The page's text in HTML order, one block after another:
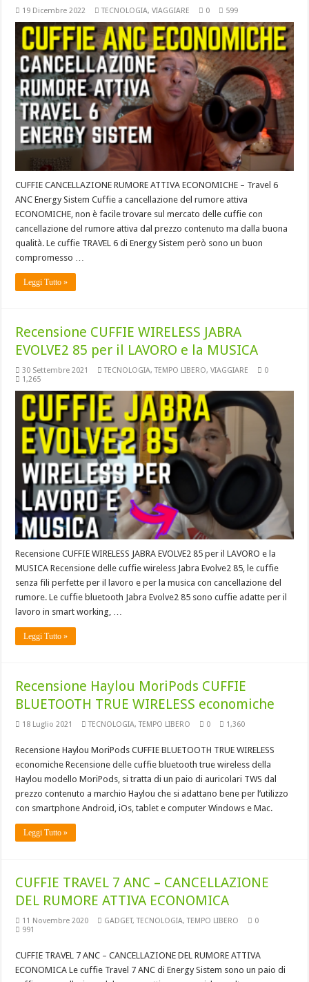
19 Dicembre 2022 TECNOLOGIA,VIAGGIARE 0 599
CUFFIE CANCELLAZIONE RUMORE ATTIVA ECONOMICHE – Travel 6
ANC Energy Sistem Cuffie a cancellazione del rumore attiva
ECONOMICHE, non è facile trovare sul mercato delle cuffie con
cancellazione del rumore attiva dal prezzo contenuto ma dalla buona
qualità. Le cuffie TRAVEL 6 di Energy Sistem però sono un buon
compromesso …
Leggi Tutto »
Recensione CUFFIE WIRELESS JABRA
EVOLVE2 85 per il LAVORO e la MUSICA
30 Settembre 2021 TECNOLOGIA,TEMPO LIBERO,VIAGGIARE
0
1,265
Recensione CUFFIE WIRELESS JABRA EVOLVE2 85 per il LAVORO e la
MUSICA Recensione delle cuffie wireless Jabra Evolve2 85, le cuffie
senza fili perfette per il lavoro e per la musica con cancellazione del
rumore. Le cuffie bluetooth Jabra Evolve2 85 sono cuffie adatte per il
lavoro in smart working, …
Leggi Tutto »
Recensione Haylou MoriPods CUFFIE
BLUETOOTH TRUE WIRELESS economiche
18 Luglio 2021 TECNOLOGIA,TEMPO LIBERO 0 1,360
Recensione Haylou MoriPods CUFFIE BLUETOOTH TRUE WIRELESS
economiche Recensione delle cuffie bluetooth true wireless della
Haylou modello MoriPods, si tratta di un paio di auricolari TWS dal
prezzo contenuto a marchio Haylou che si adattano bene per l’utilizzo
con smartphone Android, iOs, tablet e computer Windows e Mac.
Leggi Tutto »
CUFFIE TRAVEL 7 ANC – CANCELLAZIONE
DEL RUMORE ATTIVA ECONOMICA
11 Novembre 2020 GADGET,TECNOLOGIA,TEMPO LIBERO
0
991
CUFFIE TRAVEL 7 ANC – CANCELLAZIONE DEL RUMORE ATTIVA
ECONOMICA Le cuffie Travel 7 ANC di Energy Sistem sono un paio di